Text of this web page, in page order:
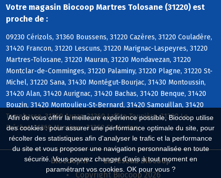
Afin de vous offrir la meilleure expérience possible, Biocoop utilise
des cookies : pour assurer une performance optimale du site, pour
récolter des statistiques afin d'analyser le trafic et la performance
du site et vous proposer une navigation personnalisée en toute
sécurité. Vous pouvez changer d'avis à tout moment en
paramétrant vos cookies. OK pour vous ?
Votre magasin Biocoop Martres Tolosane (31220) est
proche de :
09230 Cérizols, 31360 Boussens, 31220 Cazères, 31220 Couladère,
31420 Francon, 31220 Lescuns, 31220 Marignac-Laspeyres, 31220
Martres-Tolosane, 31220 Mauran, 31220 Mondavezan, 31220
Montclar-de-Comminges, 31220 Palaminy, 31220 Plagne, 31220 St-
Michel, 31220 Sana, 31430 Montégut-Bourjac, 31430 Montoussin,
31420 Alan, 31420 Aurignac, 31420 Bachas, 31420 Benque, 31420
Bouzin, 31420 Montoulieu-St-Bernard, 31420 Samouillan, 31420
Terrebasse, 31360 Auzas, 31360 Laffite-Toupière, 31360 Le
Fréchet, 31360 Mancioux, 31360 St-Martory
Biocoop.fr
Le réseau Biocoop
Copyright Biocoop 2026